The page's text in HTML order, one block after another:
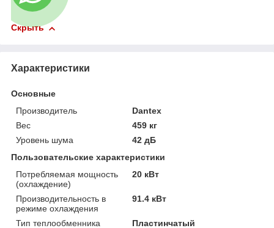
Скрыть
Характеристики
Основные
Производитель
Dantex
Вес
459 кг
Уровень шума
42 дБ
Пользовательские характеристики
Потребляемая мощность
(охлаждение)
20 кВт
Производительность в
режиме охлаждения
91.4 кВт
Тип теплообменника
Пластинчатый